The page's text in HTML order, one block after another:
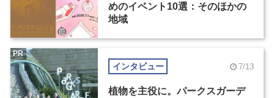
めのイベント10選：そのほかの
地域
インタビュー 7/13
植物を主役に。パークスガーデ
PR